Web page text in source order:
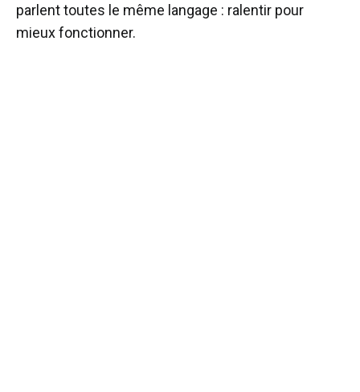
parlent toutes le même langage : ralentir pour
mieux fonctionner.